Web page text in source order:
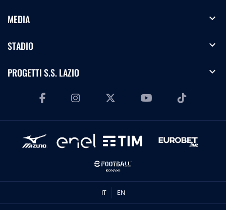
MEDIA expand_more
STADIO expand_more
PROGETTI S.S. LAZIO expand_more
IT EN